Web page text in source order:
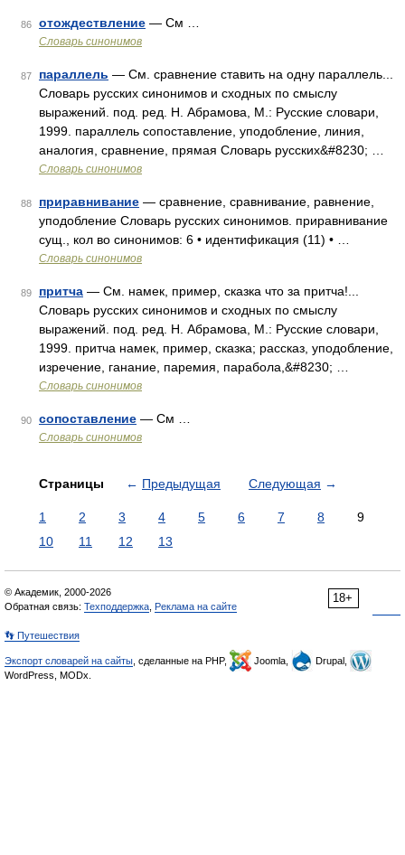
86 отождествление — См …
Словарь синонимов
87 параллель — См. сравнение ставить на одну параллель...
Словарь русских синонимов и сходных по смыслу
выражений. под. ред. Н. Абрамова, М.: Русские словари,
1999. параллель сопоставление, уподобление, линия,
аналогия, сравнение, прямая Словарь русских&#8230; …
Словарь синонимов
88 приравнивание — сравнение, сравнивание, равнение,
уподобление Словарь русских синонимов. приравнивание
сущ., кол во синонимов: 6 • идентификация (11) • …
Словарь синонимов
89 притча — См. намек, пример, сказка что за притча!...
Словарь русских синонимов и сходных по смыслу
выражений. под. ред. Н. Абрамова, М.: Русские словари,
1999. притча намек, пример, сказка; рассказ, уподобление,
изречение, ганание, паремия, парабола,&#8230; …
Словарь синонимов
90 сопоставление — См …
Словарь синонимов
Страницы ← Предыдущая Следующая →
1 2 3 4 5 6 7 8
9
10
11 12 13
18+
© Академик, 2000-2026
Обратная связь: Техподдержка Реклама на сайте
👣 Путешествия
Экспорт словарей на сайты , сделанные на PHP, Joomla,
Drupal,
WordPress, MODx.